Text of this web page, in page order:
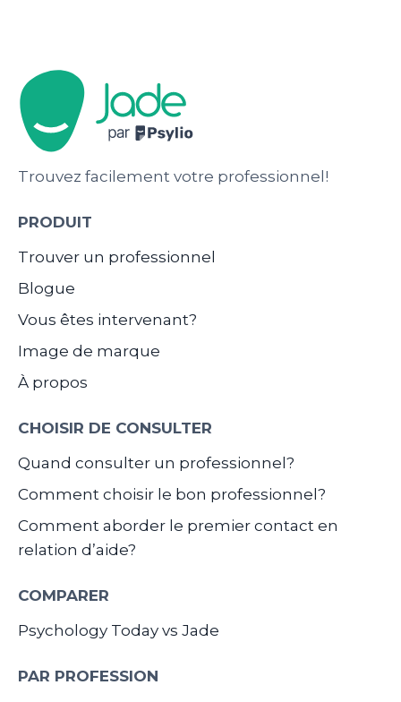
Trouvez facilement votre professionnel!
PRODUIT
Trouver un professionnel
Blogue
Vous êtes intervenant?
Image de marque
À propos
CHOISIR DE CONSULTER
Quand consulter un professionnel?
Comment choisir le bon professionnel?
Comment aborder le premier contact en
relation d’aide?
COMPARER
Psychology Today vs Jade
PAR PROFESSION